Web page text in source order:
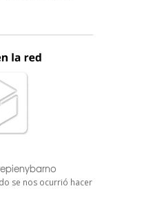
se nos ocurrió hacer